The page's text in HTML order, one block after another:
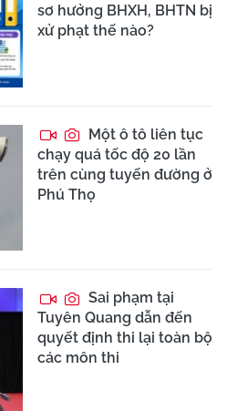
sơ hưởng BHXH, BHTN bị
xử phạt thế nào?
Một ô tô liên tục
chạy quá tốc độ 20 lần
trên cùng tuyến đường ở
Phú Thọ
Sai phạm tại
Tuyên Quang dẫn đến
quyết định thi lại toàn bộ
các môn thi